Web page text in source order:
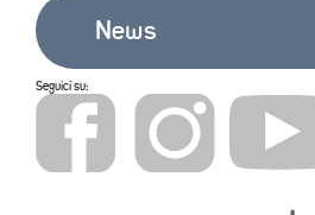
News
Seguici su: